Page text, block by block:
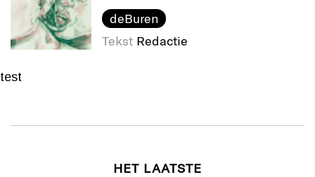
deBuren
Tekst Redactie
test
HET LAATSTE